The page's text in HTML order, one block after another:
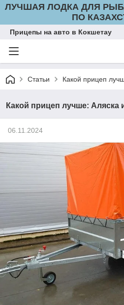
ЛУЧШАЯ ЛОДКА ДЛЯ
ПО
Прицепы на авто в Кокшетау
Статьи Какой прицеп
Какой прицеп лучше: Аляска
06.11.2024